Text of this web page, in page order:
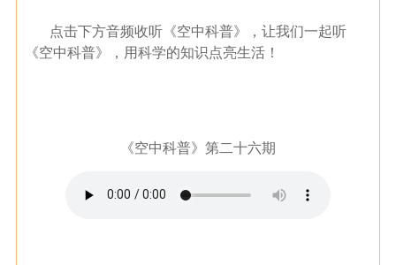
点击下方音频收听《空中科普》，让我们一起听
《空中科普》，用科学的知识点亮生活！
《空中科普》第二十六期